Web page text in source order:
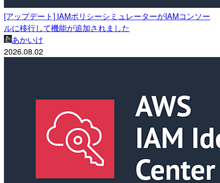
[アップデート] IAMポリシーシミュレーターがIAMコンソー
ルに移行して機能が追加されました
あかいけ
2026.08.02